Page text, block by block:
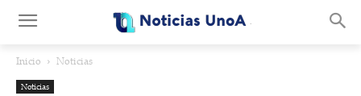
Inicio Noticias
Noticias